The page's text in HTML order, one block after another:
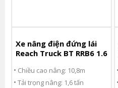
Xe nâng điện đứng lái
Reach Truck BT RRB6 1.6
Chiều cao nâng: 10,8m
Tải trọng nâng: 1,6 tấn